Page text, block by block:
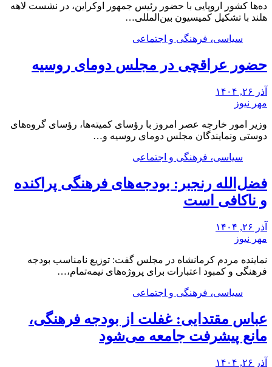
ده‌ها کشور اروپایی با حضور رئیس جمهور اوکراین، در نشست لاهه
هلند با تشکیل کمیسیون بین‌المللی…
سیاسی، فرهنگی و اجتماعی
حضور عراقچی در مجلس دومای‌ روسیه
آذر ۲۶, ۱۴۰۴
مهر نیوز
وزیر امور خارجه عصر امروز با رؤسای کمیته‌ها، رؤسای گروه‌های
دوستی ونمایندگان مجلس دومای روسیه و…
سیاسی، فرهنگی و اجتماعی
فضل‌الله رنجبر: بودجه‌های فرهنگی پراکنده
و ناکافی است
آذر ۲۶, ۱۴۰۴
مهر نیوز
نماینده مردم کرمانشاه در مجلس گفت: توزیع نامناسب بودجه
فرهنگی و کمبود اعتبارات برای پروژه‌های نیمه‌تمام،…
سیاسی، فرهنگی و اجتماعی
عباس مقتدایی: غفلت از بودجه فرهنگی،
مانع پیشرفت جامعه می‌شود
آذر ۲۶, ۱۴۰۴